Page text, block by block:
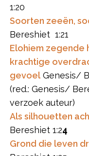
1:20
Soorten zeeën,
Bereshiet 1:21
Elohiem zegende
krachtige
gevoelGenesis/
(red.: Genesis/
verzoek auteur)
Als silhouetten
Bereshiet 1:24
Grond die leven